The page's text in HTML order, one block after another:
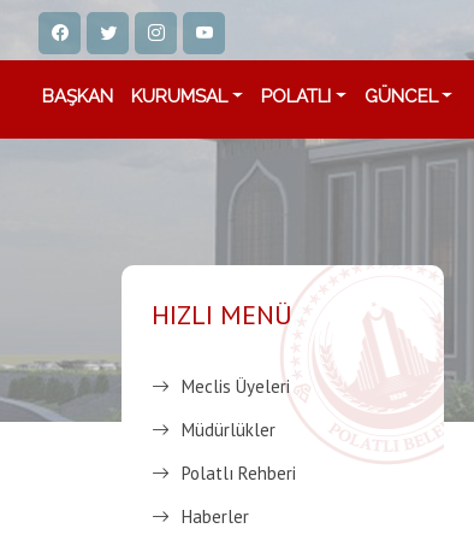
BAŞKAN KURUMSAL POLATLI GÜNCEL
HIZLI MENÜ
Meclis Üyeleri
Müdürlükler
Polatlı Rehberi
Haberler